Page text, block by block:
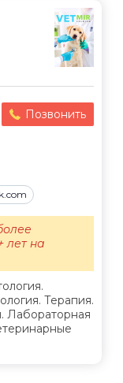
Позвонить
Терапия.
Лабораторная
лет на